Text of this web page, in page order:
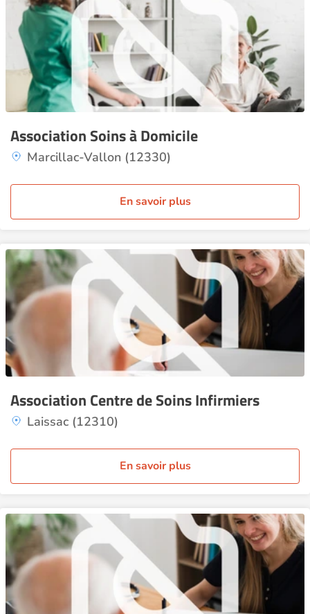
Association Soins à Domicile
Marcillac-Vallon (12330)
En savoir plus
Association Centre de Soins Infirmiers
Laissac (12310)
En savoir plus